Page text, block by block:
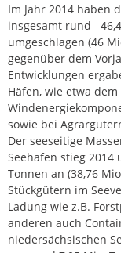
Im Jahr 2014 haben
insgesamt rund
umgeschlagen (46
gegenüber dem
Entwicklungen
Häfen, wie etwa
sowie bei
Der seeseitige
Seehäfen stieg 2014
Tonnen an (38,76
Stückgütern im
Ladung wie z.B.
anderen auch
niedersächsischen